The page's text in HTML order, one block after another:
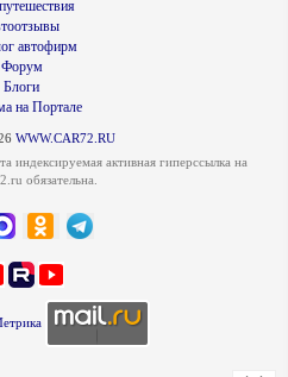
автофирм
Форум
Блоги
на Портале
WWW.CAR72.RU
индексируемая активная гиперссылка на
обязательна.